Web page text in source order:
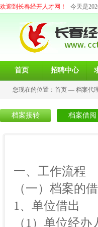
欢迎到长春经开人才网！ 今天是
首页 招聘中心
您现在的位置： 首页 — 档案代
档案接转 档案借阅
一、工作流程
（一）档案的
1、单位借出
（1）单位经